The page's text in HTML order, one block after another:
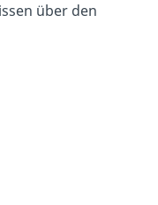
über den